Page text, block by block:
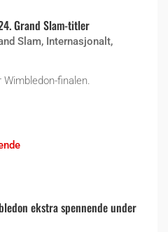
Grand Slam-titler
Slam, Internasjonalt,
finalen.
ekstra spennende under